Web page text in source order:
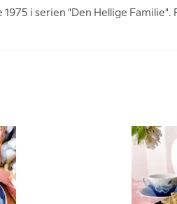
i serien "Den Hellige